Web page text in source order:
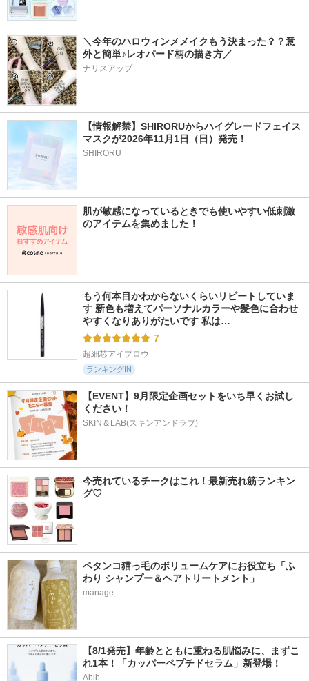
＼今年のハロウィンメメイクもう決まった？？意
外と簡単♪レオパード柄の描き方／
ナリスアップ
【情報解禁】SHIRORUからハイグレードフェイス
マスクが2026年11月1日（日）発売！
SHIRORU
肌が敏感になっているときでも使いやすい低刺激
のアイテムを集めました！
もう何本目かわからないくらいリピートしていま
す 新色も増えてパーソナルカラーや髪色に合わせ
やすくなりありがたいです 私は…
7
超細芯アイブロウ
ランキングIN
【EVENT】9月限定企画セットをいち早くお試し
ください！
SKIN＆LAB(スキンアンドラブ)
今売れているチークはこれ！最新売れ筋ランキン
グ♡
ペタンコ猫っ毛のボリュームケアにお役立ち「ふ
わり シャンプー＆ヘアトリートメント」
manage
【8/1発売】年齢とともに重ねる肌悩みに、まずこ
れ1本！「カッパーペプチドセラム」新登場！
Abib